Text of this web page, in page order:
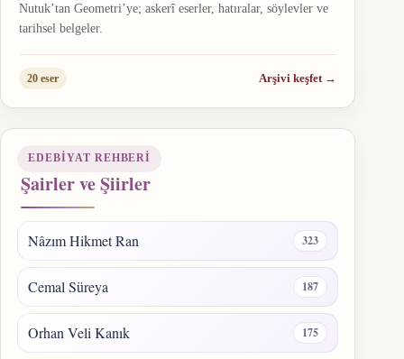
Nutuk’tan Geometri’ye; askerî eserler, hatıralar, söylevler ve
tarihsel belgeler.
20 eser Arşivi keşfet →
EDEBIYAT REHBERI
Şairler ve Şiirler
Nâzım Hikmet Ran 323
Cemal Süreya 187
Orhan Veli Kanık 175